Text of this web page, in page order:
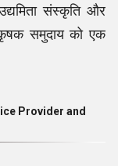
संस्कृति और
समुदाय को एक
के हाइब्रिड,
में मदद करते हैं और
Provider and